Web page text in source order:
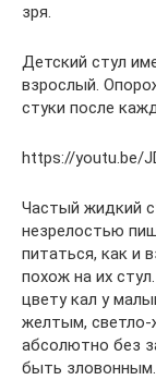
зря.
Детский стул
взрослый.
стуки после
https://youtu.be/
Частый жидкий
незрелостью
питаться, как и
похож на их
цвету кал у
желтым, светло-
абсолютно без
быть